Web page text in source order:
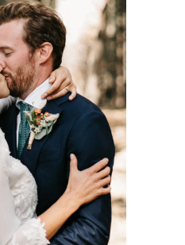
et d’un
–
gestion & suivi
–
–
votre décoration
–
Jour J